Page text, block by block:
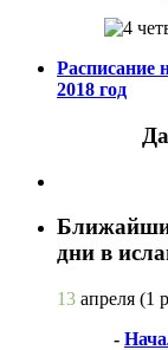
Расписание
2018 год
дни в
13 апреля (1
-